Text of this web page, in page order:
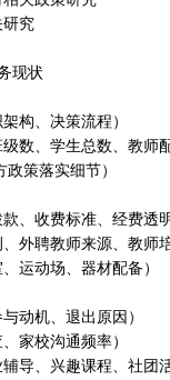
究
现状
构、决策流程）
数、学生总数、教师
策落实细节）
、收费标准、经费透
外聘教师来源、教师
运动场、器材配备）
动机、退出原因）
家校沟通频率）
导、兴趣课程、社团